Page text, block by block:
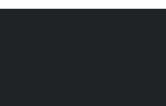
ճակատում հայ
գործը